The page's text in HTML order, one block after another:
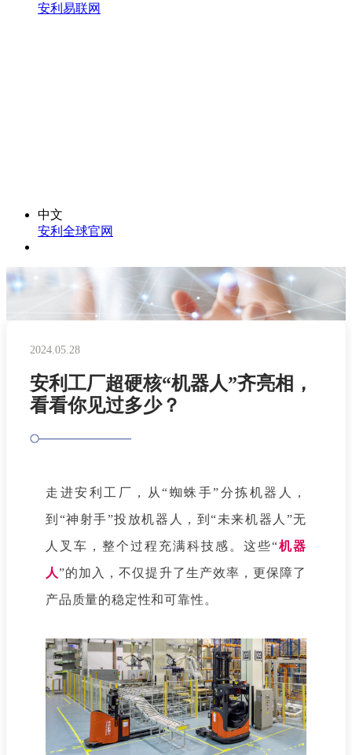
安利易联网
中文
安利全球官网
2024.05.28
安利工厂超硬核“机器人”齐亮相，
看看你见过多少？
走进安利工厂，从“蜘蛛手”分拣机器人，
到“神射手”投放机器人，到“未来机器人”无
人叉车，整个过程充满科技感。这些“机器
人”的加入，不仅提升了生产效率，更保障了
产品质量的稳定性和可靠性。